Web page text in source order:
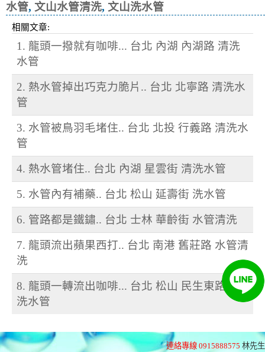
水管, 文山水管清洗, 文山洗水管
相關文章:
1. 龍頭一撥就有咖啡... 台北 內湖 內湖路 清洗
水管
2. 熱水管掉出巧克力脆片.. 台北 北寧路 清洗水
管
3. 水管被鳥羽毛堵住.. 台北 北投 行義路 清洗水
管
4. 熱水管堵住.. 台北 內湖 星雲街 清洗水管
5. 水管內有補藥.. 台北 松山 延壽街 洗水管
6. 管路都是鐵鏽.. 台北 士林 華齡街 水管清洗
7. 龍頭流出蘋果西打.. 台北 南港 舊莊路 水管清
洗
8. 龍頭一轉流出咖啡... 台北 松山 民生東路 清
洗水管
連絡專線 0915888575 林先生